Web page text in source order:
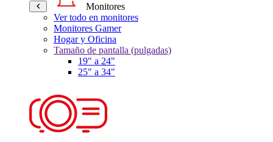
Monitores
Ver todo en monitores
Monitores Gamer
Hogar y Oficina
Tamaño de pantalla (pulgadas)
19" a 24"
25" a 34"